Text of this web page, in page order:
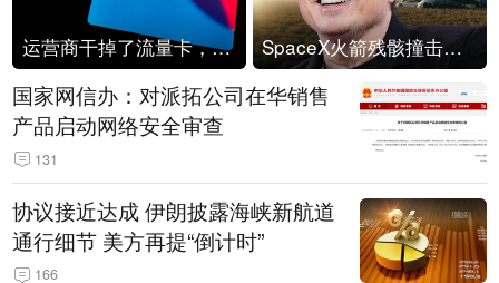
运营商干掉了流量卡，他们真的玩不起了 SpaceX火箭残骸撞击月球
国家网信办：对派拓公司在华销售
产品启动网络安全审查
131
协议接近达成 伊朗披露海峡新航道
通行细节 美方再提“倒计时”
166